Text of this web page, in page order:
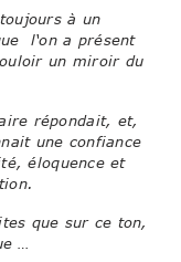
à un
l‘on a présent
un miroir du
répondait, et,
une confiance
éloquence et
que sur ce ton,
…